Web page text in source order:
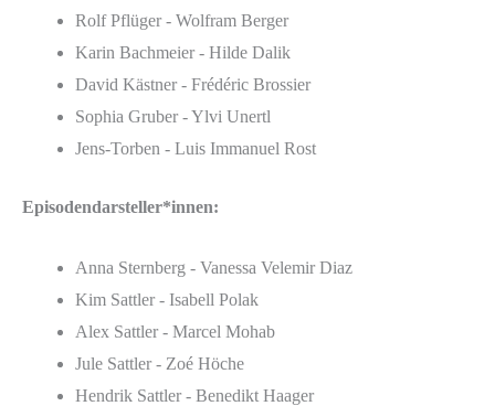
Rolf Pflüger - Wolfram Berger
Karin Bachmeier - Hilde Dalik
David Kästner - Frédéric Brossier
Sophia Gruber - Ylvi Unertl
Jens-Torben - Luis Immanuel Rost
Episodendarsteller*innen:
Anna Sternberg - Vanessa Velemir Diaz
Kim Sattler - Isabell Polak
Alex Sattler - Marcel Mohab
Jule Sattler - Zoé Höche
Hendrik Sattler - Benedikt Haager